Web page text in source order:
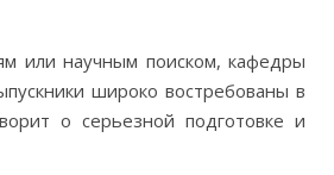
или научным поиском, кафедры
широко востребованы в
о серьезной подготовке и